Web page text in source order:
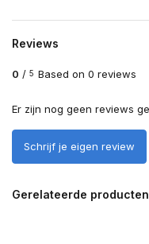
Reviews
0 / 5 Based on 0 reviews
Er zijn nog geen reviews
Schrijf je eigen review
Gerelateerde producten